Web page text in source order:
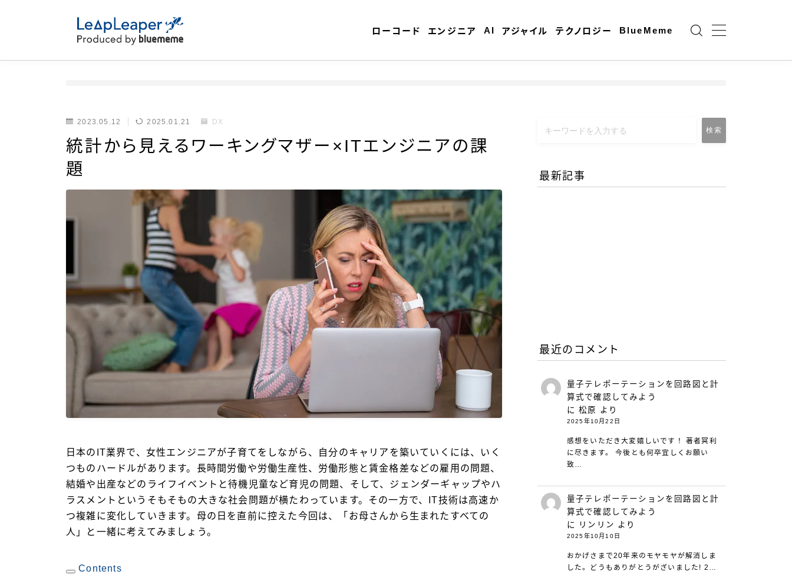
ローコード エンジニア AI アジャイル テクノロジー BlueMeme
エンジニア
アジャイル
テクノロジー
BlueMeme
2023.05.12 2025.01.21 DX
統計から見えるワーキングマザー×ITエンジニアの課
題
日本のIT業界で、女性エンジニアが子育てをしながら、自分のキャリアを築いていくには、いく
つものハードルがあります。長時間労働や労働生産性、労働形態と賃金格差などの雇用の問題、
結婚や出産などのライフイベントと待機児童など育児の問題、そして、ジェンダーギャップやハ
ラスメントというそもそもの大きな社会問題が横たわっています。その一方で、IT技術は高速か
つ複雑に変化していきます。母の日を直前に控えた今回は、「お母さんから生まれたすべての
人」と一緒に考えてみましょう。
Contents
検索
最新記事
最近のコメント
量子テレポーテーションを回路図と計
算式で確認してみよう
に松原 より
2025年10月22日
感想をいただき大変嬉しいです！ 著者冥利
に尽きます。 今後とも何卒宜しくお願い
致…
量子テレポーテーションを回路図と計
算式で確認してみよう
に
リンリン より
2025年10月10日
おかげさまで20年来のモヤモヤが解消しま
した。どうもありがとうがざいました! 2…